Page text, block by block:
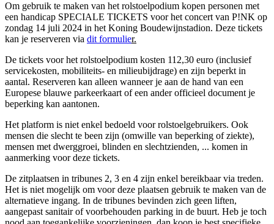
Om gebruik te maken van het rolstoelpodium kopen personen met
een handicap SPECIALE TICKETS voor het concert van P!NK op
zondag 14 juli 2024 in het Koning Boudewijnstadion. Deze tickets
kan je reserveren via dit formulier.
De tickets voor het rolstoelpodium kosten 112,30 euro (inclusief
servicekosten, mobiliteits- en milieubijdrage) en zijn beperkt in
aantal. Reserveren kan alleen wanneer je aan de hand van een
Europese blauwe parkeerkaart of een ander officieel document je
beperking kan aantonen.
Het platform is niet enkel bedoeld voor rolstoelgebruikers. Ook
mensen die slecht te been zijn (omwille van beperking of ziekte),
mensen met dwerggroei, blinden en slechtzienden, ... komen in
aanmerking voor deze tickets.
De zitplaatsen in tribunes 2, 3 en 4 zijn enkel bereikbaar via treden.
Het is niet mogelijk om voor deze plaatsen gebruik te maken van de
alternatieve ingang. In de tribunes bevinden zich geen liften,
aangepast sanitair of voorbehouden parking in de buurt. Heb je toch